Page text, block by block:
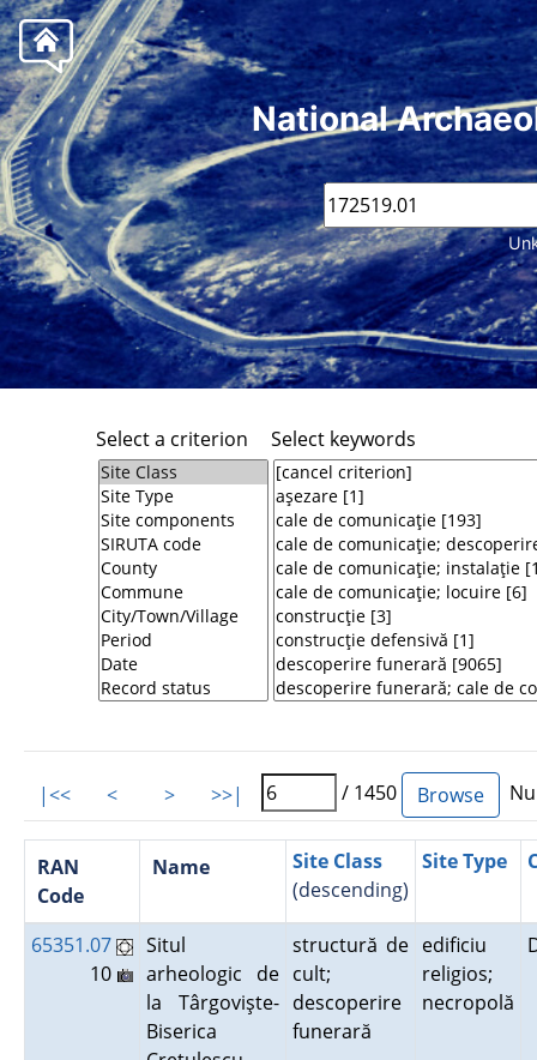
National
Select a criterion Select keywords
|<< < > >>| / 1450
RAN
Code
Name
Site Class
(descending)
Site Type
65351.07
10
Situl
arheologic de
la Târgovişte-
Biserica
structură de
cult;
descoperire
funerară
edificiu
religios;
necropolă